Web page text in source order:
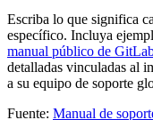
Escriba lo que significa
específico. Incluya
manual público de
detalladas vinculadas al
a su equipo de soporte
Fuente: Manual de